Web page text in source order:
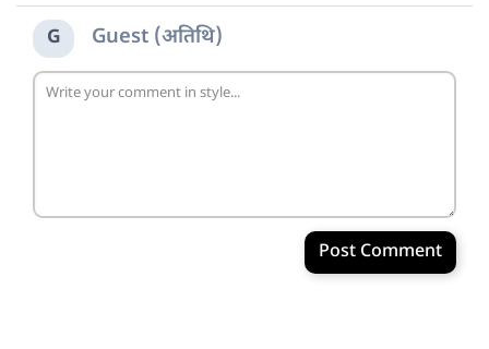
G Guest (अतिथि)
Post Comment